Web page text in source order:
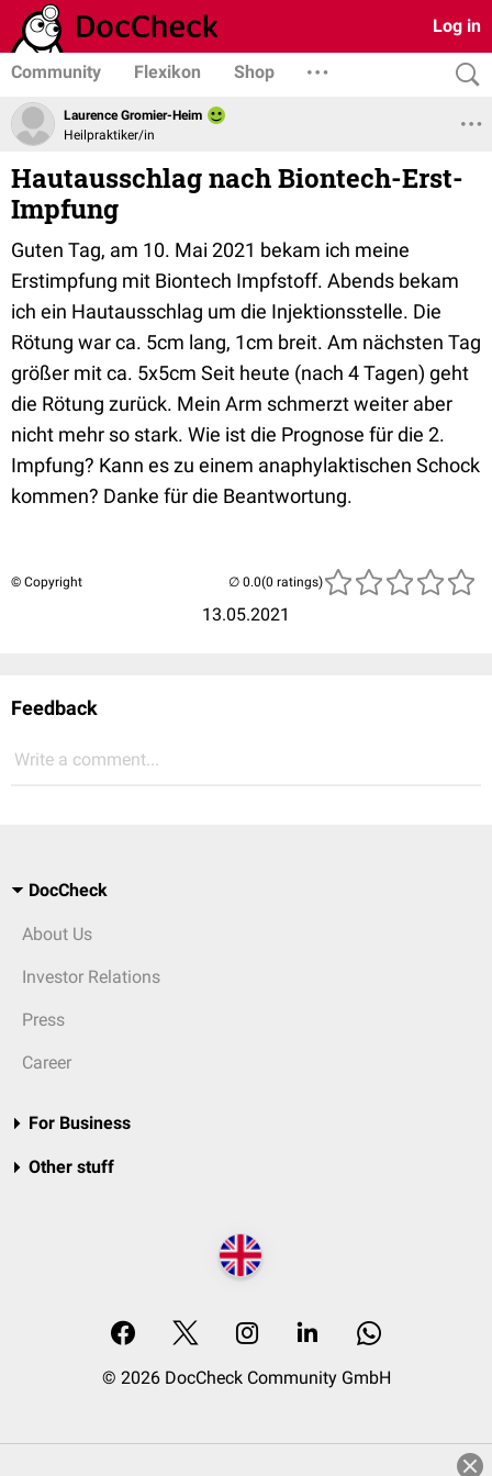
Log in
Community Flexikon Shop
Laurence Gromier-Heim
Heilpraktiker/in
Hautausschlag nach Biontech-Erst-
Impfung
Guten Tag, am 10. Mai 2021 bekam ich meine
Erstimpfung mit Biontech Impfstoff. Abends bekam
ich ein Hautausschlag um die Injektionsstelle. Die
Rötung war ca. 5cm lang, 1cm breit. Am nächsten Tag
größer mit ca. 5x5cm Seit heute (nach 4 Tagen) geht
die Rötung zurück. Mein Arm schmerzt weiter aber
nicht mehr so stark. Wie ist die Prognose für die 2.
Impfung? Kann es zu einem anaphylaktischen Schock
kommen? Danke für die Beantwortung.
© Copyright
13.05.2021
(0 ratings)
Feedback
Write a comment...
DocCheck
About Us
Investor Relations
Press
Career
For Business
Other stuff
© 2026 DocCheck Community GmbH